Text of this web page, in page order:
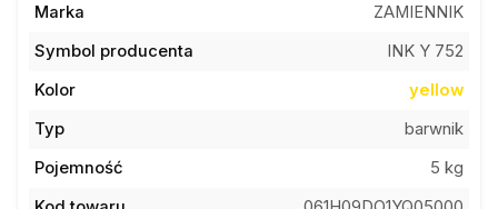
Marka
ZAMIENNIK
Symbol producenta
INK Y 752
Kolor
yellow
Typ
barwnik
Pojemność
5 kg